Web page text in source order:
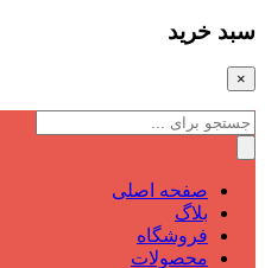
سبد خرید
×
صفحه اصلی
بلاگ
فروشگاه
محصولات